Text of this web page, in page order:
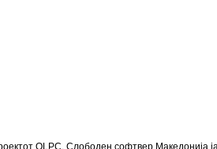
OLPC. Слободен софтвер Македонија